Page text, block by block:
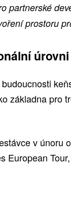
partnerské
prostoru
úrovni
základna pro
v únoru
European